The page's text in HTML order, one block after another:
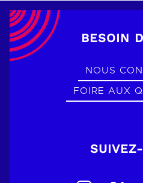
BESOIN
NOUS
FOIRE AUX